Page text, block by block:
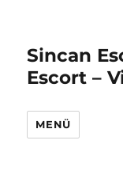
Sincan
Escort –
MENÜ